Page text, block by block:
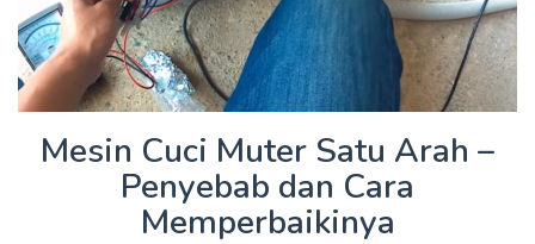
Mesin Cuci Muter Satu Arah –
Penyebab dan Cara
Memperbaikinya